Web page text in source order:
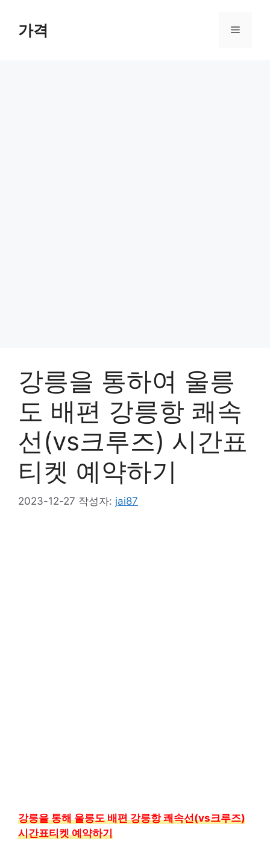
가격 메
강릉을 통하여 울릉
도 배편 강릉항 쾌속
선(vs크루즈) 시간표
티켓 예약하기
2023-12-27 작성자: jai87
강릉을 통해 울릉도 배편 강릉항 쾌속선(vs크루즈)
시간표티켓 예약하기